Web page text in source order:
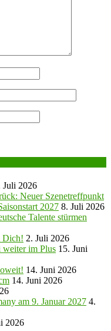
Juli 2026
Neuer Szenetreffpunkt
2027 8. Juli 2026
Talente stürmen
Dich! 2. Juli 2026
im Plus 15. Juni
14. Juni 2026
14. Juni 2026
am 9. Januar 2027 4.
2026